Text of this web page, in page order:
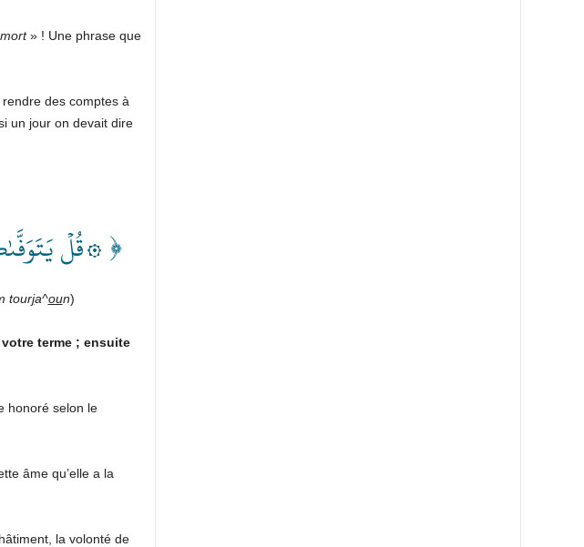
» ! Une phrase que
des comptes à
un jour on devait dire
﴿ ۞قُلۡ
tourja^oun)
terme ; ensuite
âme qu’elle a la
la volonté de